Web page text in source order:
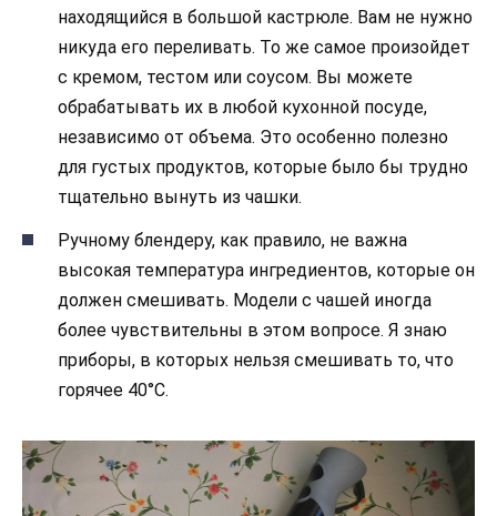
находящийся в большой кастрюле. Вам не нужно
никуда его переливать. То же самое произойдет
с кремом, тестом или соусом. Вы можете
обрабатывать их в любой кухонной посуде,
независимо от объема. Это особенно полезно
для густых продуктов, которые было бы трудно
тщательно вынуть из чашки.
Ручному блендеру, как правило, не важна
высокая температура ингредиентов, которые он
должен смешивать. Модели с чашей иногда
более чувствительны в этом вопросе. Я знаю
приборы, в которых нельзя смешивать то, что
горячее 40°C.